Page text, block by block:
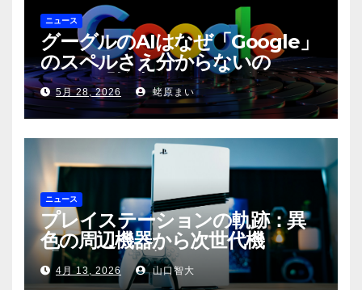
ニュース
グーグルのAIはなぜ「Google」
のスペルさえ分からないの
か？〜「検索」から「回答」への
転換と、その裏側に潜む滑稽な現
実〜
5月 28, 2026 蛯原まい
ニュース
プレイステーションの軌跡：異
色の周辺機器から次世代機
「PS6」の展望まで
4月 13, 2026 山口智大